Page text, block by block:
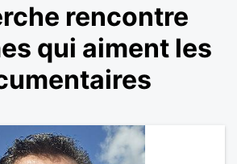
rencontre
qui aiment les